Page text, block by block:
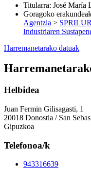
Titularra: José María
Goragoko
Agentzia >
Industriaren
Harremanetarako datuak
Helbidea
Juan Fermin Gilisagasti, 1
20018 Donostia / San
Gipuzkoa
Telefonoa/k
943316639